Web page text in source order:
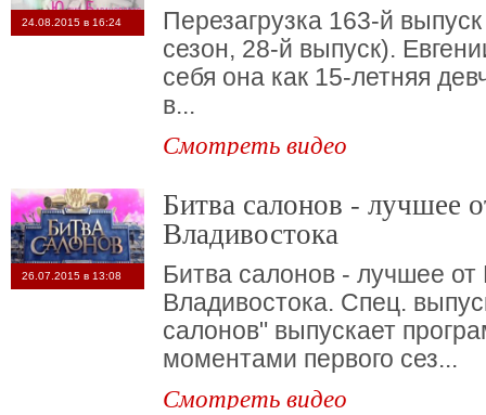
24.08.2015 в 16:24
Перезагрузка 163-й
сезон, 28-й выпуск).
себя она как 15-летняя
в...
Смотреть видео
26.07.2015 в 13:08
Битва салонов - лучшее от Москвы до
Владивостока
Битва салонов - лучшее
Владивостока. Спец.
салонов" выпускает
моментами первого сез...
Смотреть видео